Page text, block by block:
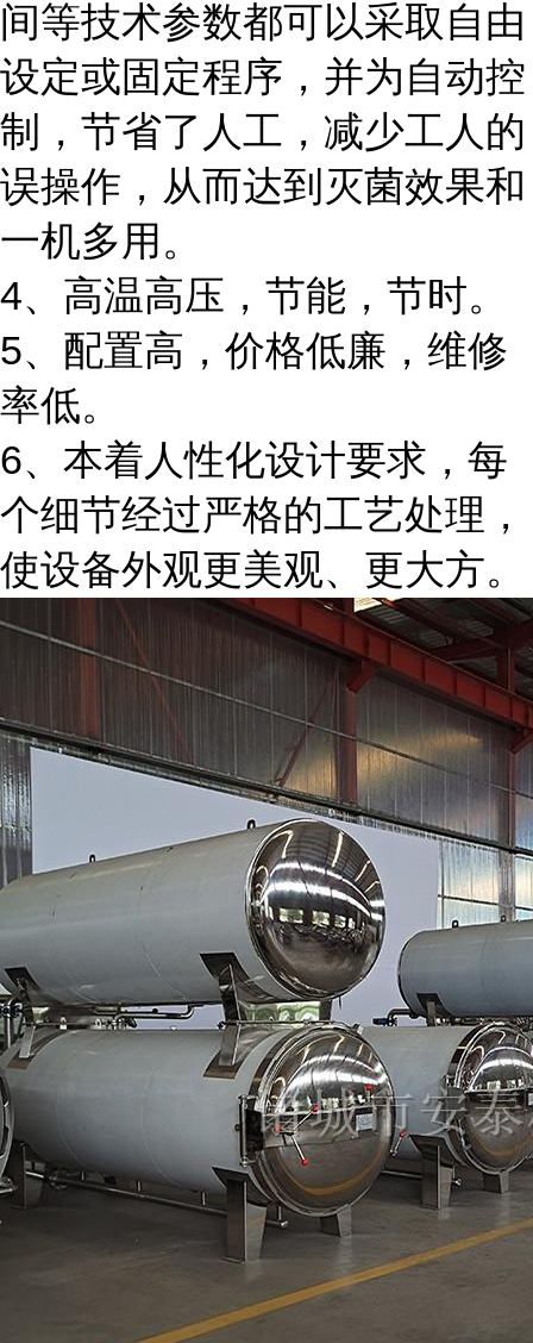
间等技术参数都可以采取自由
设定或固定程序，并为自动控
制，节省了人工，减少工人的
误操作，从而达到灭菌效果和
一机多用。
4、高温高压，节能，节时。
5、配置高，价格低廉，维修
率低。
6、本着人性化设计要求，每
个细节经过严格的工艺处理，
使设备外观更美观、更大方。